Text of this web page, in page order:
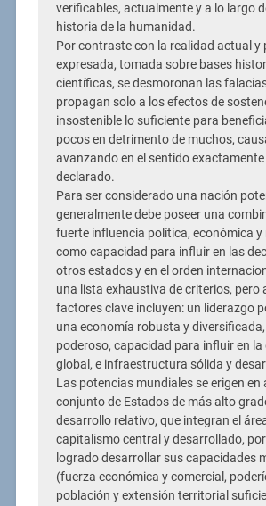
verificables, actualmente y a lo largo
historia de la humanidad.
Por contraste con la realidad actual y
expresada, tomada sobre bases
científicas, se desmoronan las
propagan solo a los efectos de
insostenible lo suficiente para
pocos en detrimento de muchos,
avanzando en el sentido
declarado.
Para ser considerado una nación
generalmente debe poseer una
fuerte influencia política, económica y
como capacidad para influir en las
otros estados y en el orden
una lista exhaustiva de criterios, pero
factores clave incluyen: un liderazgo
una economía robusta y
poderoso, capacidad para influir en
global, e infraestructura sólida y
Las potencias mundiales se erigen en
conjunto de Estados de más alto
desarrollo relativo, que integran el
capitalismo central y desarrollado,
logrado desarrollar sus capacidades
(fuerza económica y comercial,
población y extensión territorial